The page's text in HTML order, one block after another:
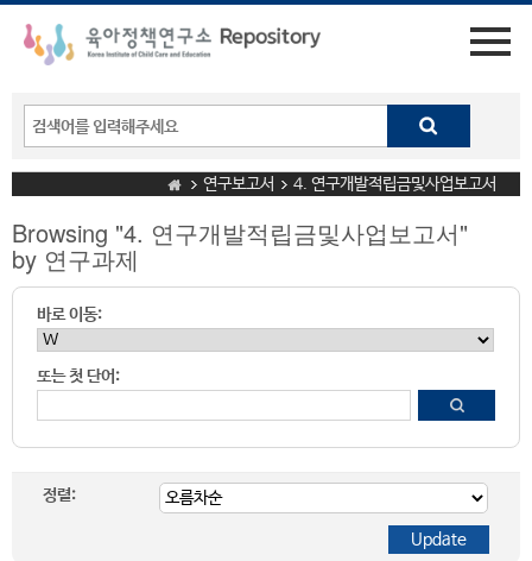
연구보고서 4. 연구개발적립금및사업보고서
Browsing "4. 연구개발적립금및사업보고서"
by 연구과제
바로 이동:
또는 첫 단어:
정렬: